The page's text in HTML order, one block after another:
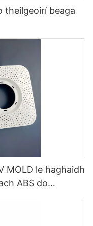
theilgeoirí beaga
MOLD le haghaidh
ABS do